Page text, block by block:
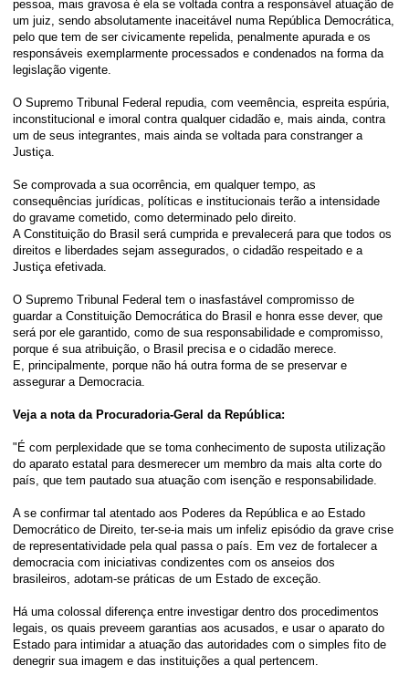
pessoa, mais gravosa é ela se voltada contra a responsável atuação de
um juiz, sendo absolutamente inaceitável numa República Democrática,
pelo que tem de ser civicamente repelida, penalmente apurada e os
responsáveis exemplarmente processados e condenados na forma da
legislação vigente.
O Supremo Tribunal Federal repudia, com veemência, espreita espúria,
inconstitucional e imoral contra qualquer cidadão e, mais ainda, contra
um de seus integrantes, mais ainda se voltada para constranger a
Justiça.
Se comprovada a sua ocorrência, em qualquer tempo, as
consequências jurídicas, políticas e institucionais terão a intensidade
do gravame cometido, como determinado pelo direito.
A Constituição do Brasil será cumprida e prevalecerá para que todos os
direitos e liberdades sejam assegurados, o cidadão respeitado e a
Justiça efetivada.
O Supremo Tribunal Federal tem o inasfastável compromisso de
guardar a Constituição Democrática do Brasil e honra esse dever, que
será por ele garantido, como de sua responsabilidade e compromisso,
porque é sua atribuição, o Brasil precisa e o cidadão merece.
E, principalmente, porque não há outra forma de se preservar e
assegurar a Democracia.
Veja a nota da Procuradoria-Geral da República:
"É com perplexidade que se toma conhecimento de suposta utilização
do aparato estatal para desmerecer um membro da mais alta corte do
país, que tem pautado sua atuação com isenção e responsabilidade.
A se confirmar tal atentado aos Poderes da República e ao Estado
Democrático de Direito, ter-se-ia mais um infeliz episódio da grave crise
de representatividade pela qual passa o país. Em vez de fortalecer a
democracia com iniciativas condizentes com os anseios dos
brasileiros, adotam-se práticas de um Estado de exceção.
Há uma colossal diferença entre investigar dentro dos procedimentos
legais, os quais preveem garantias aos acusados, e usar o aparato do
Estado para intimidar a atuação das autoridades com o simples fito de
denegrir sua imagem e das instituições a qual pertencem.